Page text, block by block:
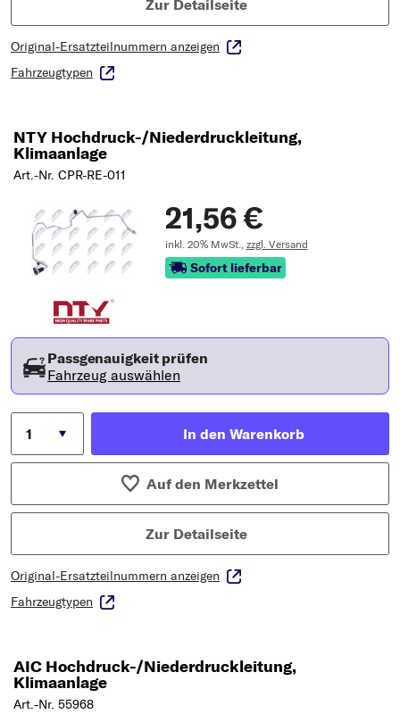
Zur Detailseite
Original-Ersatzteilnummern anzeigen
Fahrzeugtypen
NTY Hochdruck-/Niederdruckleitung,
Klimaanlage
Art.-Nr. CPR-RE-011
21,56 €
inkl. 20% MwSt., zzgl. Versand
Sofort lieferbar
Passgenauigkeit prüfen
Fahrzeug auswählen
In den Warenkorb
Auf den Merkzettel
Zur Detailseite
Original-Ersatzteilnummern anzeigen
Fahrzeugtypen
AIC Hochdruck-/Niederdruckleitung,
Klimaanlage
Art.-Nr. 55968